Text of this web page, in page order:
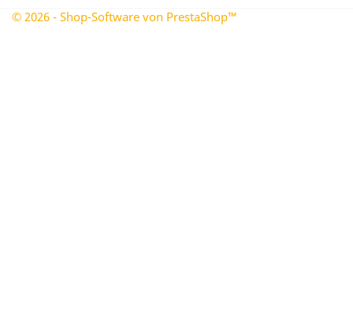
© 2026 - Shop-Software von PrestaShop™